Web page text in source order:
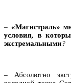
– «Магистраль»
условия, в
экстремальными?
– Абсолютно